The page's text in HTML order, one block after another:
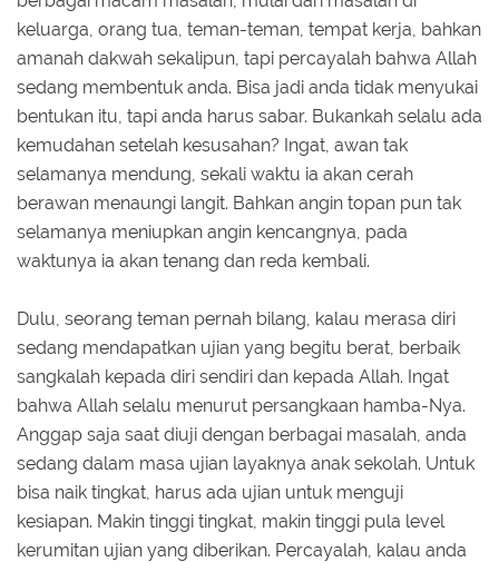
keluarga, orang tua, teman-teman, tempat kerja, bahkan
amanah dakwah sekalipun, tapi percayalah bahwa Allah
sedang membentuk anda. Bisa jadi anda tidak menyukai
bentukan itu, tapi anda harus sabar. Bukankah selalu ada
kemudahan setelah kesusahan? Ingat, awan tak
selamanya mendung, sekali waktu ia akan cerah
berawan menaungi langit. Bahkan angin topan pun tak
selamanya meniupkan angin kencangnya, pada
waktunya ia akan tenang dan reda kembali.
Dulu, seorang teman pernah bilang, kalau merasa diri
sedang mendapatkan ujian yang begitu berat, berbaik
sangkalah kepada diri sendiri dan kepada Allah. Ingat
bahwa Allah selalu menurut persangkaan hamba-Nya.
Anggap saja saat diuji dengan berbagai masalah, anda
sedang dalam masa ujian layaknya anak sekolah. Untuk
bisa naik tingkat, harus ada ujian untuk menguji
kesiapan. Makin tinggi tingkat, makin tinggi pula level
kerumitan ujian yang diberikan. Percayalah, kalau anda